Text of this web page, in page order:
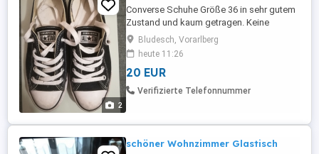
2
Converse Schuhe Größe 36 in sehr gutem
Zustand und kaum getragen. Keine
Schäden vorhanden. Der Preis ist natürlich
Verhandlungssache. Bei Interesse bitte
mit preislicher Vorstellung eine Nachricht
schreiben. Besten Dank im Voraus mit
Grüssen aus dem Ländle
Bludesch, Vorarlberg
heute 11:26
20 EUR
Verifizierte Telefonnummer
schöner Wohnzimmer Glastisch